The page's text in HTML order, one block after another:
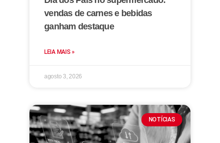
vendas de carnes e bebidas
ganham destaque
LEIA MAIS »
agosto 3, 2026
NOTÍCIAS